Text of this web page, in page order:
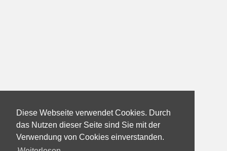
Diese Webseite verwendet Cookies. Durch
das Nutzen dieser Seite sind Sie mit der
Verwendung von Cookies einverstanden.